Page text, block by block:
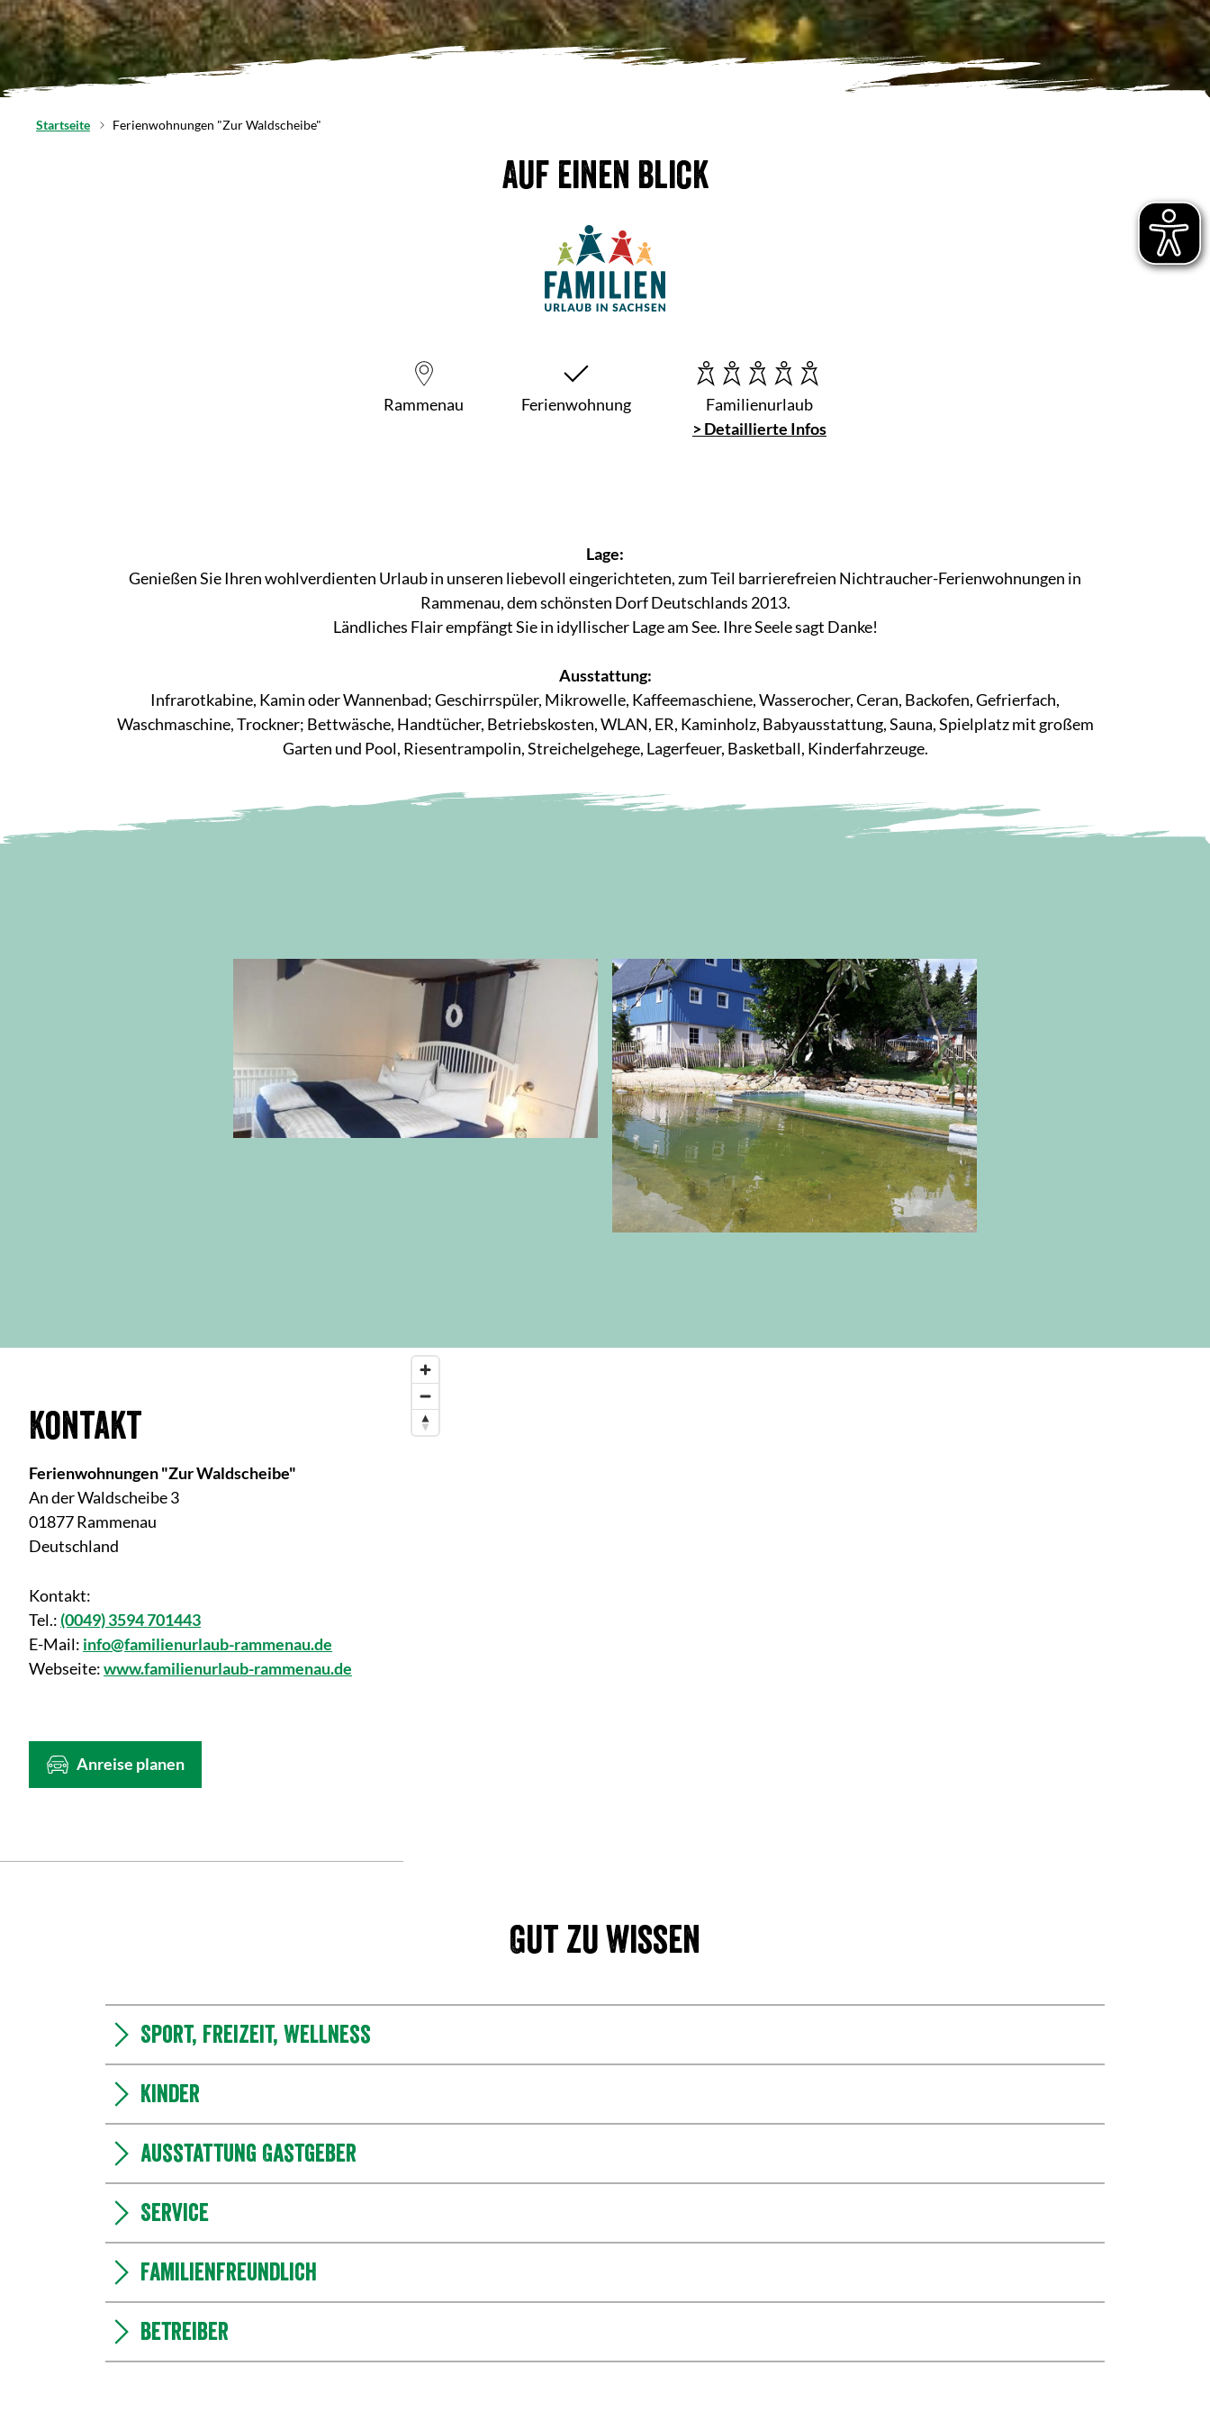
Startseite Ferienwohnungen "Zur Waldscheibe"
Auf einen Blick
Rammenau Ferienwohnung
Familienurlaub
> Detaillierte Infos
Lage:
Genießen Sie Ihren wohlverdienten Urlaub in unseren liebevoll eingerichteten, zum Teil barrierefreien Nichtraucher-Ferienwohnungen in
Rammenau, dem schönsten Dorf Deutschlands 2013.
Ländliches Flair empfängt Sie in idyllischer Lage am See. Ihre Seele sagt Danke!
Ausstattung:
Infrarotkabine, Kamin oder Wannenbad; Geschirrspüler, Mikrowelle, Kaffeemaschiene, Wasserocher, Ceran, Backofen, Gefrierfach,
Waschmaschine, Trockner; Bettwäsche, Handtücher, Betriebskosten, WLAN, ER, Kaminholz, Babyausstattung, Sauna, Spielplatz mit großem
Garten und Pool, Riesentrampolin, Streichelgehege, Lagerfeuer, Basketball, Kinderfahrzeuge.
Kontakt
Ferienwohnungen "Zur Waldscheibe"
An der Waldscheibe 3
01877 Rammenau
Deutschland
Kontakt:
Tel.: (0049) 3594 701443
E-Mail: info@familienurlaub-rammenau.de
Webseite:www.familienurlaub-rammenau.de
Anreise planen
Gut zu wissen
Sport, Freizeit, Wellness
Kinder
Ausstattung Gastgeber
Service
Familienfreundlich
Betreiber